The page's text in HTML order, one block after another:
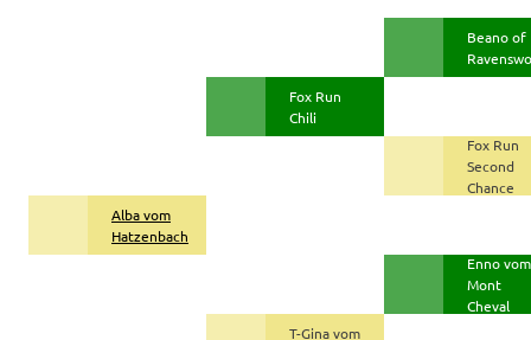
Alba vom
Hatzenbach
Fox Run
Chili
T-Gina vom
Beano of
Fox Run
Second
Chance
Enno vom
Mont
Cheval